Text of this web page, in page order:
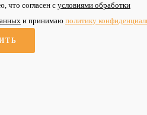
что согласен с условиями обработки
и принимаю политику